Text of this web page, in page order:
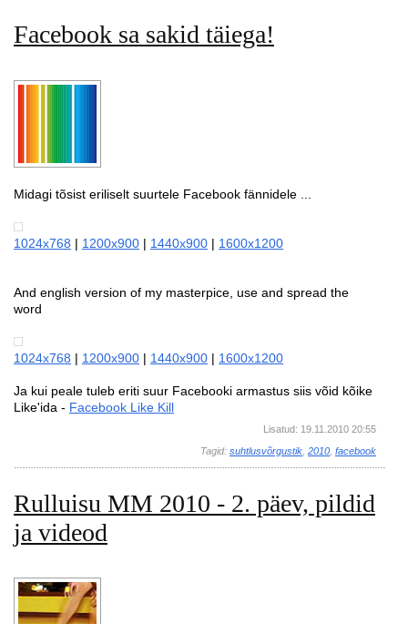
Facebook sa sakid täiega!
Midagi tõsist eriliselt suurtele Facebook fännidele ...
1024x768 | 1200x900 | 1440x900 | 1600x1200
And english version of my masterpice, use and spread the
word
1024x768 | 1200x900 | 1440x900 | 1600x1200
Ja kui peale tuleb eriti suur Facebooki armastus siis võid kõike
Like'ida - Facebook Like Kill
Lisatud: 19.11.2010 20:55
Tagid: suhtlusvõrgustik 2010 facebook
Rulluisu MM 2010 - 2. päev, pildid
ja videod